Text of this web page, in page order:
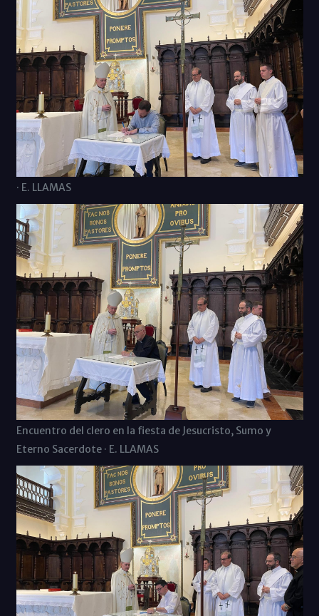
· E. LLAMAS
Encuentro del clero en la fiesta de Jesucristo, Sumo y
Eterno Sacerdote · E. LLAMAS